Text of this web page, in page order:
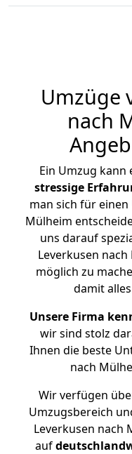
Umzüge
nach
Ein Umzug kann
stressige
man sich für
Mülheim
uns darauf
Leverkusen
möglich zu
damit
Unsere Firma
wir sind stolz
Ihnen die beste
nach
Wir verfügen
Umzugsbereich
Leverkusen nach
auf